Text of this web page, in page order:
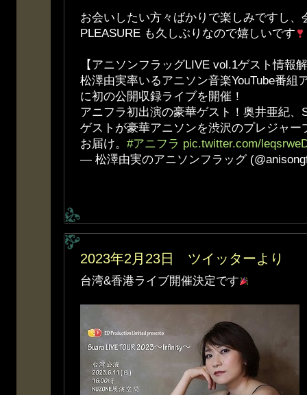
お会いしたい方々ばかりで楽しみですし、
PLEASURE も久しぶりなので嬉しいです
【アニソンフラッグLIVE vol.1ゲスト情報
松澤由実率いるアニソン音楽YouTube番組
に初の公開収録ライブを開催！
アニフラ初出演の豪華ゲスト！奥井亜紀、
ゲストが豪華アニソンを渋沢のプレジャー
お届け。 #アニフラ pic.twitter.com/
— 松澤由実のアニソンフラッグ
2023年2月23日 ツイッターより
台湾&香港ライブ開催決定です